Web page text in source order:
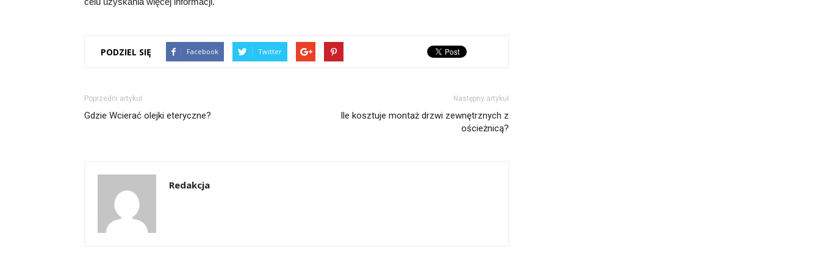
PODZIEL SIĘ Facebook Twitter
Poprzedni artykuł
Gdzie Wcierać olejki eteryczne?
Następny artykuł
Ile kosztuje montaż drzwi zewnętrznych z
ościeżnicą?
Redakcja